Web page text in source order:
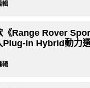
輯
《Range Rover
Plug-in Hybrid動力
輯